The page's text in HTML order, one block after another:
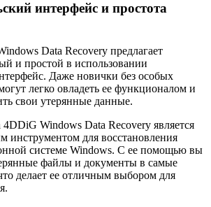
интерфейс и простота
Data Recovery предлагает
и простой в использовании
Даже новички без особых
легко овладеть ее функционалом и
свои утерянные данные.
Windows Data Recovery является
для восстановления
системе Windows. С ее помощью вы
файлы и документы в самые
делает ее отличным выбором для